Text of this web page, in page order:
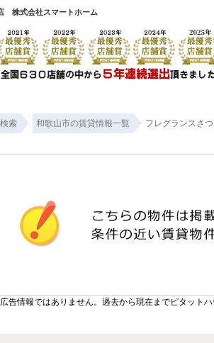
株式会社スマートホーム
索 和歌山市の賃貸情報一覧 フレグランスさ
告情報ではありません。過去から現在までピタット